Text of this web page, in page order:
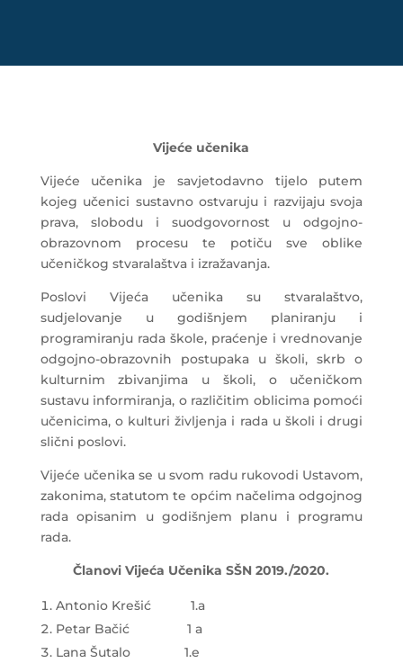
Vijeće učenika
Vijeće učenika je savjetodavno tijelo putem
kojeg učenici sustavno ostvaruju i razvijaju svoja
prava, slobodu i suodgovornost u odgojno-
obrazovnom procesu te potiču sve oblike
učeničkog stvaralaštva i izražavanja.
Poslovi Vijeća učenika su stvaralaštvo,
sudjelovanje u godišnjem planiranju i
programiranju rada škole, praćenje i vrednovanje
odgojno-obrazovnih postupaka u školi, skrb o
kulturnim zbivanjima u školi, o učeničkom
sustavu informiranja, o različitim oblicima pomoći
učenicima, o kulturi življenja i rada u školi i drugi
slični poslovi.
Vijeće učenika se u svom radu rukovodi Ustavom,
zakonima, statutom te općim načelima odgojnog
rada opisanim u godišnjem planu i programu
rada.
Članovi Vijeća Učenika SŠN 2019./2020.
Antonio Krešić 1.a
Petar Bačić 1 a
Lana Šutalo 1.e